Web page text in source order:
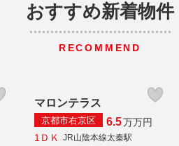
おすすめ新着物件
RECOMMEND
マロンテラス
京都市右京区 6.5万万円
1ＤＫ
JR山陰本線太秦駅